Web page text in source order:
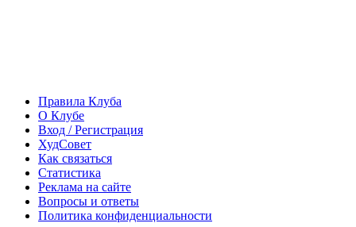
Правила Клуба
О Клубе
Вход / Регистрация
ХудСовет
Как связаться
Статистика
Реклама на сайте
Вопросы и ответы
Политика конфиденциальности